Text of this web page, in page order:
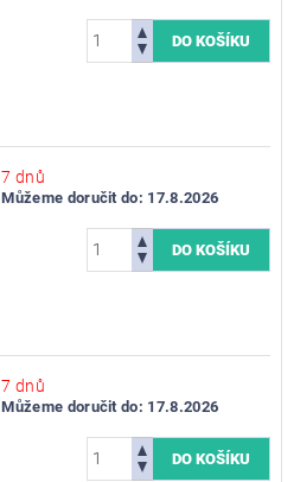
7 dnů
Můžeme doručit do: 17.8.2026
7 dnů
Můžeme doručit do: 17.8.2026